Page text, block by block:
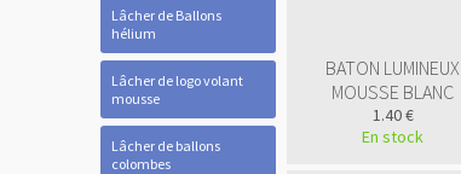
Lâcher de Ballons
hélium
Lâcher de logo volant
mousse
Lâcher de ballons
colombes
BATON LUMINEUX
MOUSSE BLANC
1.40 €
En stock